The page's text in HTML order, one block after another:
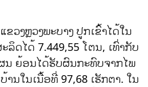
ງຫຼວງພະບາງ ປູກເຂົ້າໄດ້ໃນ
ລິດໄດ້ 7.449,55 ໂຕນ, ເທົ່າກັບ
ນ ຍ້ອນໄດ້ຮັບຜົນກະທົບຈາກໄພ
ານໃນເນື້ອທີ່ 97,68 ເຮັກຕາ. ໃນ